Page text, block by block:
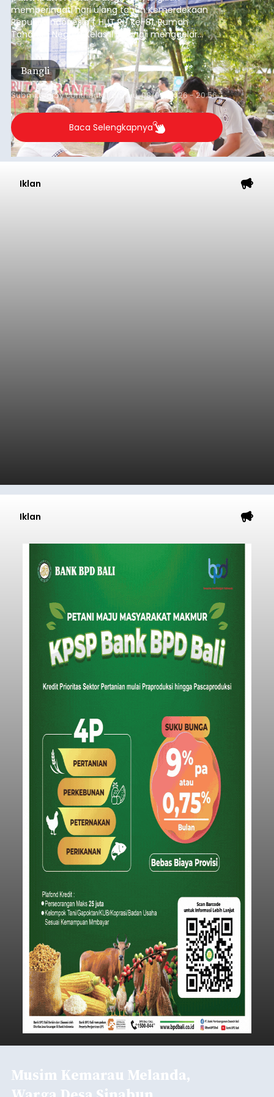
memperingati hari ulang tahun Kemerdekaan
Republik Indonesia ( HUT RI) ke-81, Rumah
Tahanan Negara Kelas II B Bangli menggelar
kegiatan pemeriksaan kesehatan gratis, Rabu
(6/8/2026).
Bangli
Submitted bycontributor Thu, 08/06/2026 - 20:56
Baca Selengkapnya
Iklan
Iklan
Musim Kemarau Melanda,